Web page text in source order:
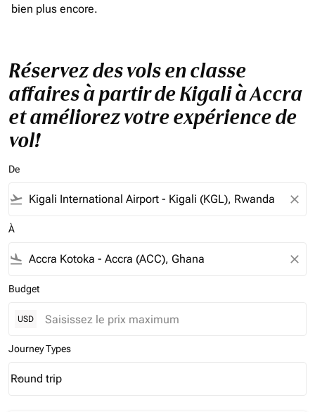
bien plus encore.
Réservez des vols en classe
affaires à partir de Kigali à Accra
et améliorez votre expérience de
vol!
De
flight_takeoff close
À
flight_land close
Budget
USD
Journey Types
Journey Types option Round trip Selected
Round trip
keyboard_arrow_down